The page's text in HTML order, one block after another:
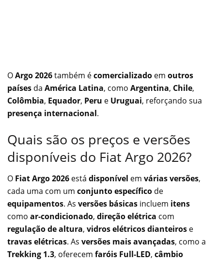
OArgo 2026também écomercializado em outros
países da América Latina, como Argentina, Chile,
Colômbia, Equador, Peru e Uruguai, reforçando sua
presença internacional.
Quais são os preços e versões
disponíveis do Fiat Argo 2026?
O Fiat Argo 2026 está disponível em várias versões,
cada uma com um conjunto específico de
equipamentos. As versões básicas incluem itens
como ar-condicionado, direção elétrica com
regulação de altura, vidros elétricos dianteiros e
travas elétricas. As versões mais avançadas, como a
Trekking 1.3, oferecem faróis Full-LED, câmbio